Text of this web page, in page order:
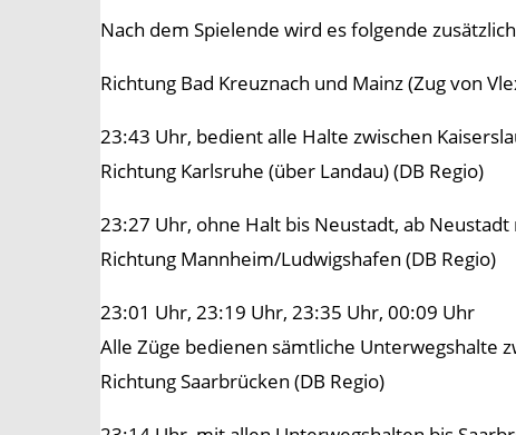
Nach dem Spielende wird es folgende
Richtung Bad Kreuznach und Mainz (Zug von
23:43 Uhr, bedient alle Halte zwischen
Richtung Karlsruhe (über Landau) (DB Regio)
23:27 Uhr, ohne Halt bis Neustadt, ab
Richtung Mannheim/Ludwigshafen (DB Regio)
23:01 Uhr, 23:19 Uhr, 23:35 Uhr, 00:09 Uhr
Alle Züge bedienen sämtliche Unterwegshalte
Richtung Saarbrücken (DB Regio)